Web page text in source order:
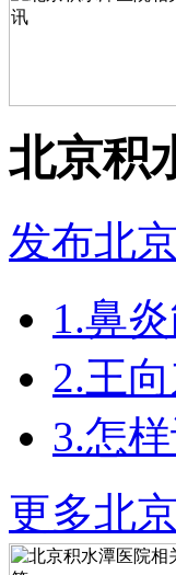
北京积
发布北
1.鼻
2.王
3.怎
更多北